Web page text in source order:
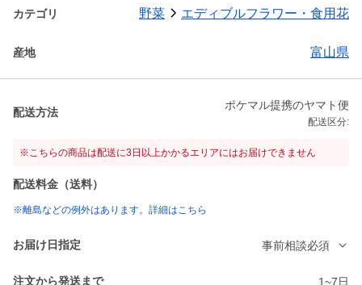
カテゴリ 野菜 エディブルフラワー・食用花
産地 富山県
配送方法
ポケマル提携のヤマト便
配送区分:
※こちらの商品は配送に3日以上かかるエリアにはお届けできません
配送料金（送料）
※離島などの例外はあります。詳細はこちら
お届け日指定 事前相談必須
注文から発送まで 1~7日